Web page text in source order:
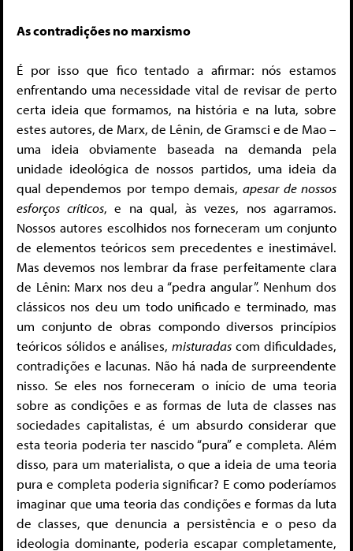
As contradições no marxismo
É por isso que fico tentado a afirmar: nós estamos
enfrentando uma necessidade vital de revisar de perto
certa ideia que formamos, na história e na luta, sobre
estes autores, de Marx, de Lênin, de Gramsci e de Mao –
uma ideia obviamente baseada na demanda pela
unidade ideológica de nossos partidos, uma ideia da
qual dependemos por tempo demais,apesar de nossos
esforços críticos, e na qual, às vezes, nos agarramos.
Nossos autores escolhidos nos forneceram um conjunto
de elementos teóricos sem precedentes e inestimável.
Mas devemos nos lembrar da frase perfeitamente clara
de Lênin: Marx nos deu a “pedra angular”. Nenhum dos
clássicos nos deu um todo unificado e terminado, mas
um conjunto de obras compondo diversos princípios
teóricos sólidos e análises, misturadas com dificuldades,
contradições e lacunas. Não há nada de surpreendente
nisso. Se eles nos forneceram o início de uma teoria
sobre as condições e as formas de luta de classes nas
sociedades capitalistas, é um absurdo considerar que
esta teoria poderia ter nascido “pura” e completa. Além
disso, para um materialista, o que a ideia de uma teoria
pura e completa poderia significar? E como poderíamos
imaginar que uma teoria das condições e formas da luta
de classes, que denuncia a persistência e o peso da
ideologia dominante, poderia escapar completamente,